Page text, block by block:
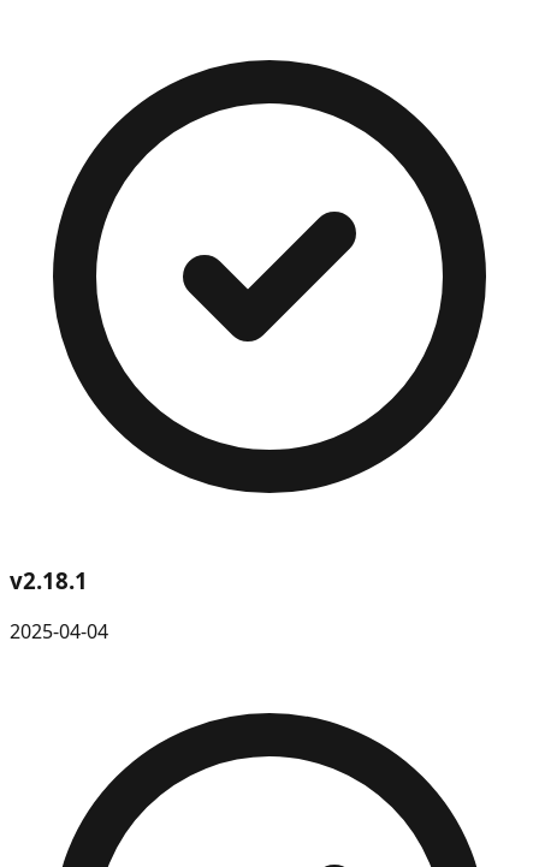
v2.18.1
2025-04-04